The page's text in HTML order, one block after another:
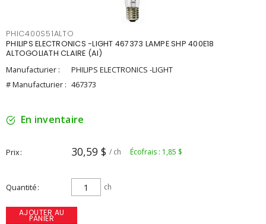
PHIC400S51ALTO
PHILIPS ELECTRONICS -LIGHT 467373 LAMPE SHP 400E18
ALTOGOLIATH CLAIRE (AI)
Manufacturier :
PHILIPS ELECTRONICS -LIGHT
# Manufacturier : 467373
En inventaire
Prix 30,59 $ / ch Écofrais : 1,85 $
Quantité ch
AJOUTER AU
PANIER